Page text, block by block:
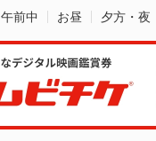
午前中 お昼 夕方・夜